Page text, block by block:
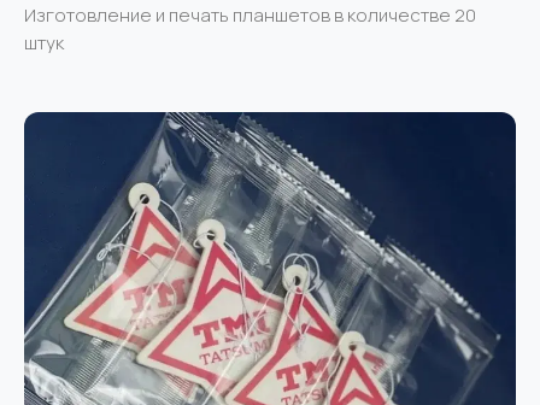
Изготовление и печать планшетов в количестве 20
штук